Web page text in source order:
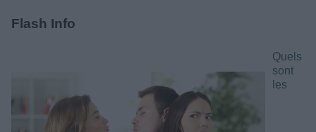
Flash Info
Quels
sont
les